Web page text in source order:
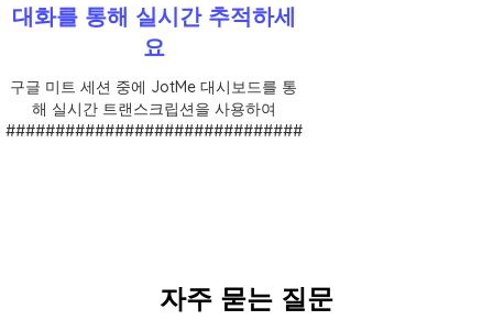
대화를 통해 실시간 추적하세
요
구글 미트 세션 중에 JotMe 대시보드를 통
해 실시간 트랜스크립션을 사용하여
##############################
자주 묻는 질문